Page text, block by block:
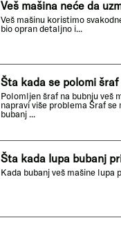
Veš mašina neće da
Veš mašinu koristimo
bio opran detaljno i...
Šta kada se polomi
Polomljen šraf na bubnju veš
napravi više problema Šraf
bubanj ...
Šta kada lupa bubanj
Kada bubanj veš mašine lupa